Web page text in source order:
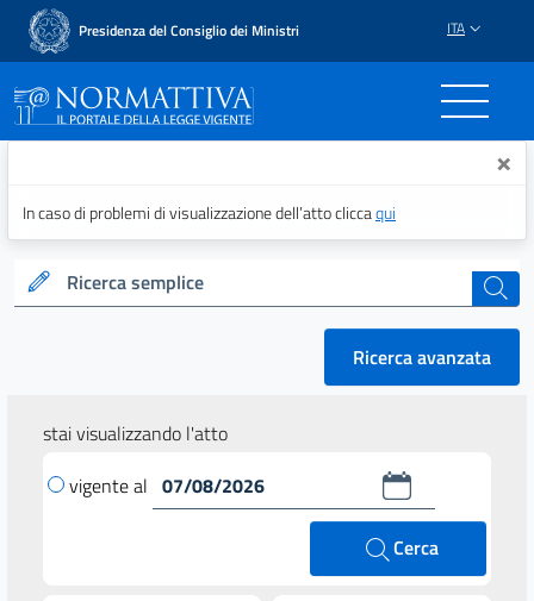
Presidenza del Consiglio dei Ministri ITA
Normattiva - Il portale ×
In caso di problemi di visualizzazione dell’atto cliccaqui
Ricerca semplice cerca
Ricerca avanzata
stai visualizzando l'atto
vigente al
Cerca